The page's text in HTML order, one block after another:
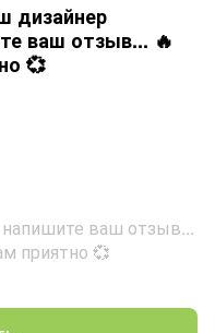
дизайнер
ваш отзыв... 🔥
💞
ваш отзыв...
приятно 💞